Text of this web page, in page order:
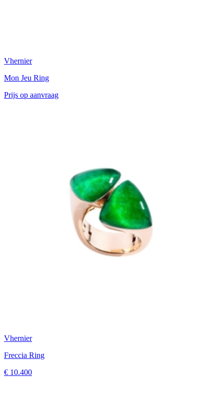
Vhernier
Mon Jeu Ring
Prijs op aanvraag
Vhernier
Freccia Ring
€ 10.400